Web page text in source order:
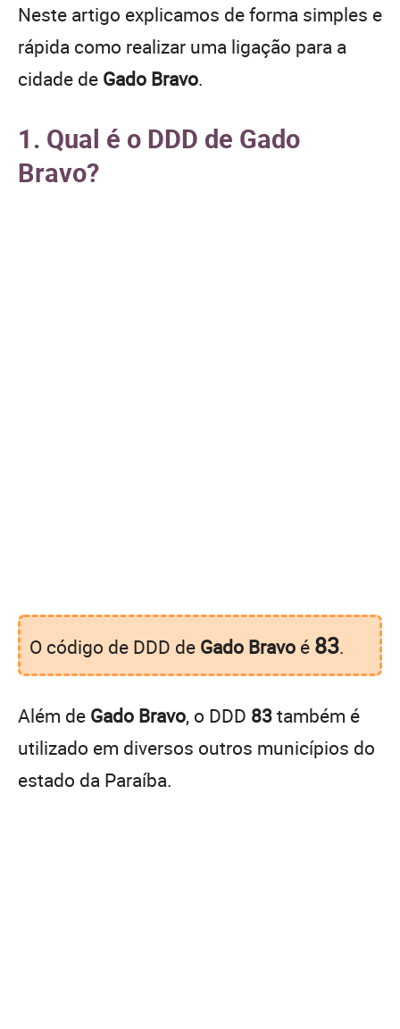
Neste artigo explicamos de forma simples e
rápida como realizar uma ligação para a
cidade de Gado Bravo.
1. Qual é o DDD de Gado
Bravo?
O código de DDD de Gado Bravo é 83.
Além de Gado Bravo, o DDD 83também é
utilizado em diversos outros municípios do
estado da Paraíba.